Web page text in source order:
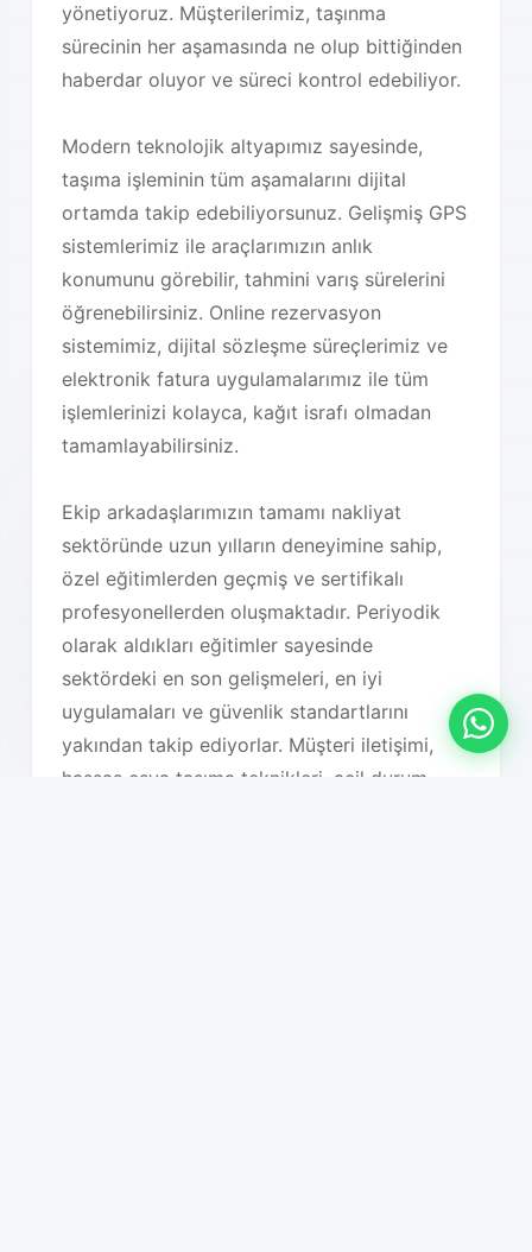
yönetiyoruz. Müşterilerimiz, taşınma
sürecinin her aşamasında ne olup bittiğinden
haberdar oluyor ve süreci kontrol edebiliyor.
Modern teknolojik altyapımız sayesinde,
taşıma işleminin tüm aşamalarını dijital
ortamda takip edebiliyorsunuz. Gelişmiş GPS
sistemlerimiz ile araçlarımızın anlık
konumunu görebilir, tahmini varış sürelerini
öğrenebilirsiniz. Online rezervasyon
sistemimiz, dijital sözleşme süreçlerimiz ve
elektronik fatura uygulamalarımız ile tüm
işlemlerinizi kolayca, kağıt israfı olmadan
tamamlayabilirsiniz.
Ekip arkadaşlarımızın tamamı nakliyat
sektöründe uzun yılların deneyimine sahip,
özel eğitimlerden geçmiş ve sertifikalı
profesyonellerden oluşmaktadır. Periyodik
olarak aldıkları eğitimler sayesinde
sektördeki en son gelişmeleri, en iyi
uygulamaları ve güvenlik standartlarını
yakından takip ediyorlar. Müşteri iletişimi,
hassas eşya taşıma teknikleri, acil durum